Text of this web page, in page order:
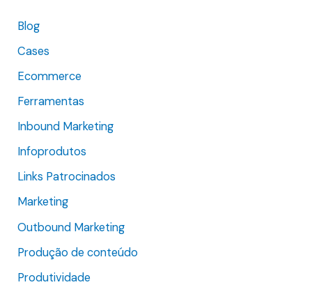
s
a
r
p
o
Blog
Cases
Ecommerce
Ferramentas
Inbound Marketing
Infoprodutos
Links Patrocinados
Marketing
Outbound Marketing
Produção de conteúdo
Produtividade